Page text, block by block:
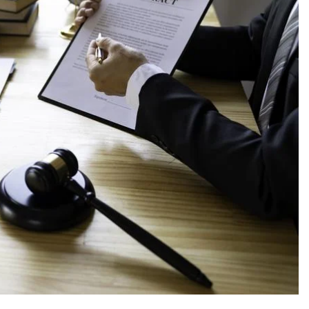
aktualne
ZAROBKI
Ile zarabia psycholog szkolny:
średnie zarobki na tym stanowisku